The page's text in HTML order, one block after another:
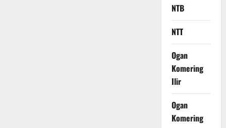
NTB
NTT
Ogan
Komering
Ilir
Ogan
Komering